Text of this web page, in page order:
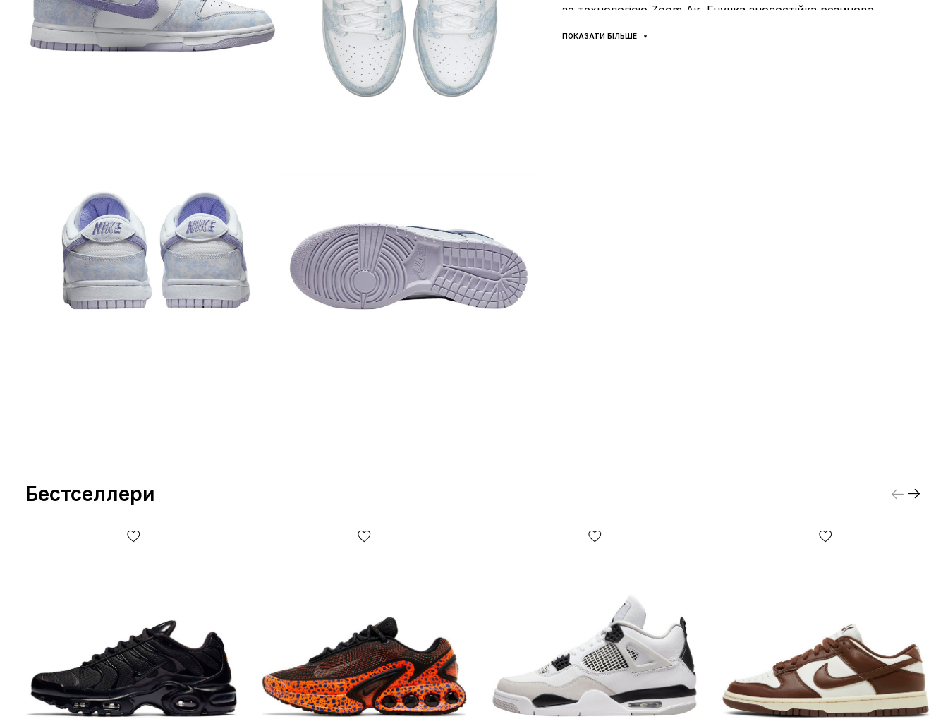
за технологією Zoom Air. Гнучка зносостійка резинова
ще один цікавий факт про ці кросівки — взуття
підходить на будь-яку погоду від весни до осені, а за
баскетбол.
ДОСТАВКА/ОПЛАТА:
Товари доставляються транспортною компанією «Нова
ПОКАЗАТИ БІЛЬШЕ
Бестселлери